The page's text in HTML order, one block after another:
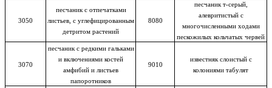
3050
песчаник с отпечатками
листьев, с углефицированным
детритом растений
8080
песчаник т-серый,
алевритистый с
многочисленными ходами
пескожилых кольчатых червей
3070
песчаник с редкими гальками
и включениями костей
амфибий и листьев
папоротников
9010
известняк слоистый с
колониями табулят